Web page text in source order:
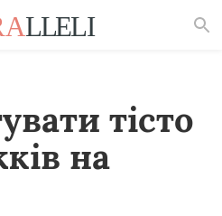
тісто
на